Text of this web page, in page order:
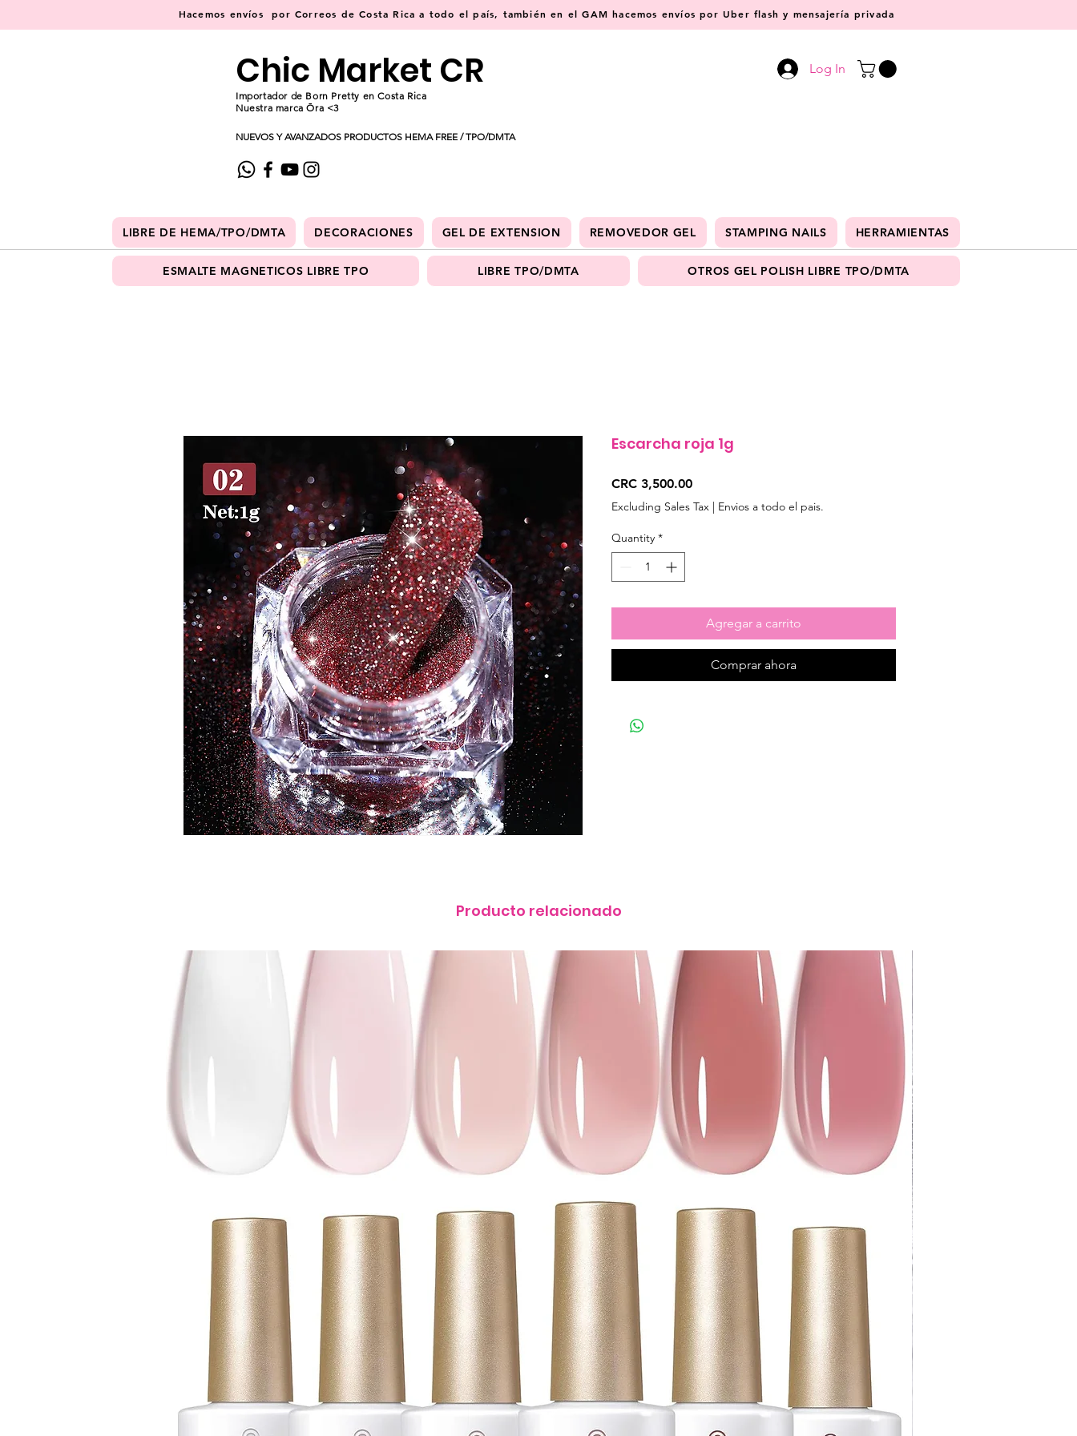
Hacemos envíos por Correos de Costa Rica a todo el país, también en el GAM hacemos envíos por Uber flash y mensajería privada
Chic Market CR
Importador de Born Pretty en Costa Rica
Nuestra marca Ōra <3
Log In
NUEVOS Y AVANZADOS PRODUCTOS HEMA FREE / TPO/DMTA
LIBRE DE HEMA/TPO/DMTA DECORACIONES GEL DE EXTENSION REMOVEDOR GEL STAMPING NAILS HERRAMIENTAS
ESMALTE MAGNETICOS LIBRE TPO LIBRE TPO/DMTA OTROS GEL POLISH LIBRE TPO/DMTA
Escarcha roja 1g
CRC 3,500.00Price
Excluding Sales Tax| Envios a todo el pais.
Quantity *
Agregar a carrito
Comprar ahora
Producto relacionado